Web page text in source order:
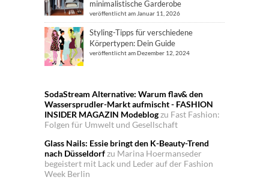
minimalistische Garderobe
veröffentlicht am Januar 11, 2026
Styling-Tipps für verschiedene
Körpertypen: Dein Guide
veröffentlicht am Dezember 12, 2024
SodaStream Alternative: Warum flav& den
Wassersprudler-Markt aufmischt - FASHION
INSIDER MAGAZIN Modeblogzu Fast Fashion:
Folgen für Umwelt und Gesellschaft
Glass Nails: Essie bringt den K-Beauty-Trend
nach Düsseldorfzu Marina Hoermanseder
begeistert mit Lack und Leder auf der Fashion
Week Berlin